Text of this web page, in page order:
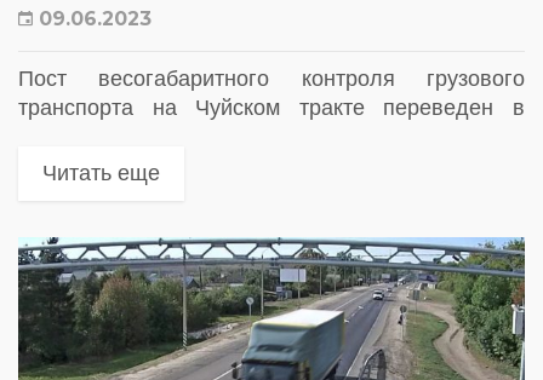
09.06.2023
Пост весогабаритного контроля грузового
транспорта на Чуйском тракте переведен в
Читать еще